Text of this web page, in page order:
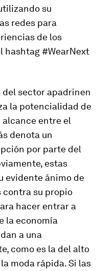
su
redes para
de los
hashtag #WearNext
del sector apadrinen
la potencialidad de
entre el
denota un
por parte del
estas
evidente ánimo de
contra su propio
hacer entrar a
la economía
a una
como es la del alto
moda rápida. Si las